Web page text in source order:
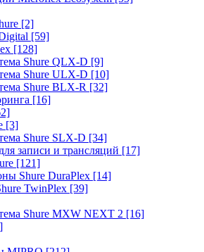
[2]
[59]
[128]
Shure QLX-D [9]
Shure ULX-D [10]
Shure BLX-R [32]
[16]
[3]
Shure SLX-D [34]
записи и трансляций [17]
[121]
Shure DuraPlex [14]
TwinPlex [39]
Shure MXW NEXT 2 [16]